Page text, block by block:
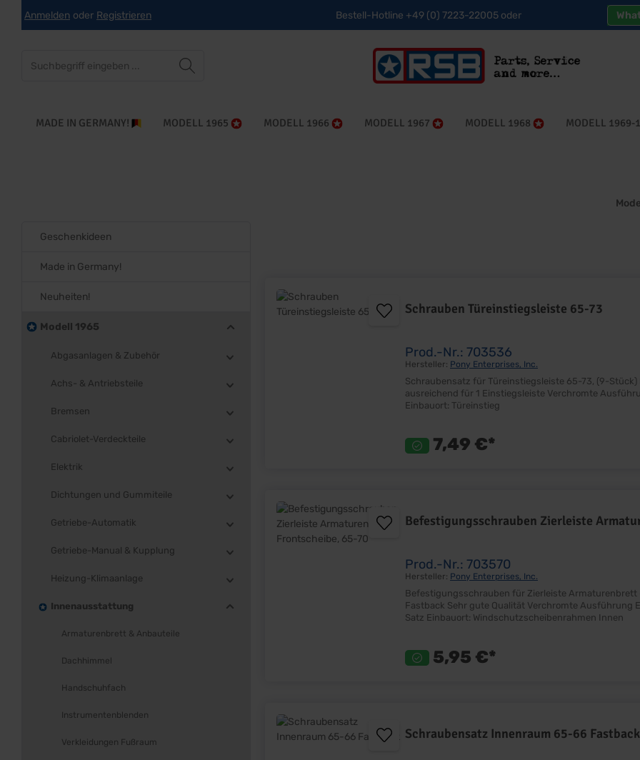
springen Zur Hauptnavigation springen
Anmelden oder Registrieren Bestell-Hotline +49 (0) 7223-22005 oder
MADE IN GERMANY! MODELL 1965 MODELL 1966 MODELL 1967 MODELL 1968 MODELL 1969-
Geschenkideen
Made in Germany!
Neuheiten!
Modell 1965
Abgasanlagen & Zubehör
Achs- & Antriebsteile
Bremsen
Cabriolet-Verdeckteile
Elektrik
Dichtungen und Gummiteile
Getriebe-Automatik
Getriebe-Manual & Kupplung
Heizung-Klimaanlage
Innenausstattung
Armaturenbrett & Anbauteile
Dachhimmel
Handschuhfach
Instrumentenblenden
Verkleidungen Fußraum
Schrauben Türeinstiegsleiste 65-73
Prod.-Nr.: 703536
Hersteller: Pony Enterprises, Inc.
Schraubensatz für Türeinstiegsleiste 65-73, (9-Stück) Passgenaue Senkkopfschrauben mit Kreuzkopf Satz
ausreichend für 1 Einstiegsleiste Verchromte Ausführung Lieferumfang: Satz für eine Leiste (9-Stück) Preis: Pro Satz
7,49 €*
Befestigungsschrauben Zierleiste
Prod.-Nr.: 703570
Hersteller: Pony Enterprises, Inc.
Befestigungsschrauben für Zierleiste Armaturenbrett -
Fastback Sehr gute Qualität Verchromte Ausführung Entspricht dem Original Lieferumfang: Satz (7Stück) Preis: Pro
5,95 €*
Schraubensatz Innenraum 65-66 Fastback